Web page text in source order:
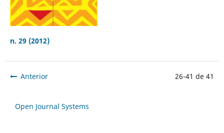
n. 29 (2012)
Anterior 26-41 de 41
Open Journal Systems